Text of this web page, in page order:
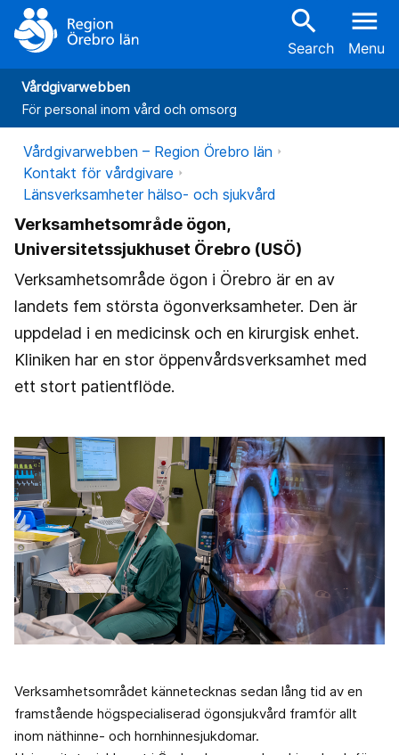
search
Search
menu
Menu
Vårdgivarwebben
För personal inom vård och omsorg
Vårdgivarwebben – Region Örebro län
Kontakt för vårdgivare
Länsverksamheter hälso- och sjukvård
Verksamhetsområde ögon,
Universitetssjukhuset Örebro (USÖ)
Verksamhetsområde ögon i Örebro är en av
landets fem största ögonverksamheter. Den är
uppdelad i en medicinsk och en kirurgisk enhet.
Kliniken har en stor öppenvårdsverksamhet med
ett stort patientflöde.
Verksamhetsområdet kännetecknas sedan lång tid av en
framstående högspecialiserad ögonsjukvård framför allt
inom näthinne- och hornhinnesjukdomar.